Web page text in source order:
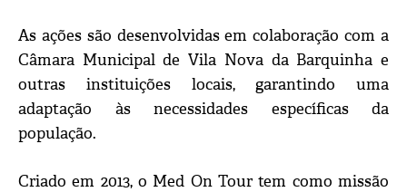
As ações são desenvolvidas em colaboração com a
Câmara Municipal de Vila Nova da Barquinha e
outras instituições locais, garantindo uma
adaptação às necessidades específicas da
população.
Criado em 2013, o Med On Tour tem como missão